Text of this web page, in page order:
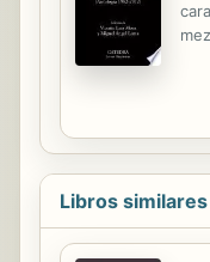
se
de
Libros